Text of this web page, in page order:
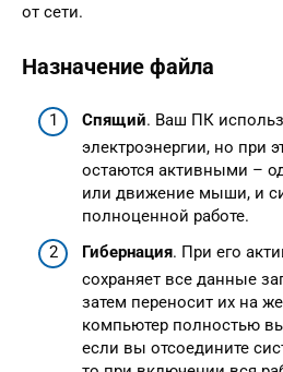
от сети.
Назначение файла
Спящий. Ваш ПК
электроэнергии, но при
остаются активными –
или движение мыши, и
полноценной работе.
Гибернация. При его
сохраняет все данные
затем переносит их на
компьютер полностью
если вы отсоедините